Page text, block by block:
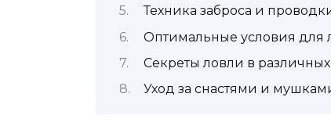
Техника заброса и
Оптимальные условия для
Секреты ловли в
Уход за снастями и